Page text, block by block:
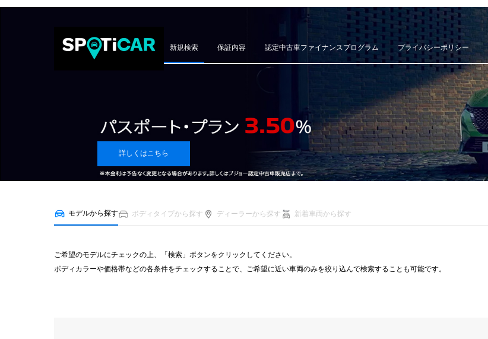
新規検索 保証内容 認定中古車ファイナンスプログラム プライバシーポリシー
詳しくはこちら
モデルから探す ボディタイプから探す ディーラーから探す 新着車両から探す
ご希望のモデルにチェックの上、「検索」ボタンをクリックしてください。
ボディカラーや価格帯などの各条件をチェックすることで、ご希望に近い車両のみを絞り込んで検索することも可能です。